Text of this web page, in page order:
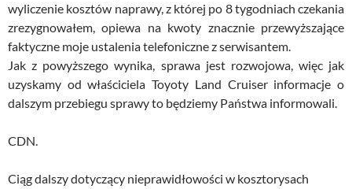
wyliczenie kosztów naprawy, z której po 8 tygodniach czekania
zrezygnowałem, opiewa na kwoty znacznie przewyższające
faktyczne moje ustalenia telefoniczne z serwisantem.
Jak z powyższego wynika, sprawa jest rozwojowa, więc jak
uzyskamy od właściciela Toyoty Land Cruiser informacje o
dalszym przebiegu sprawy to będziemy Państwa informowali.
CDN.
Ciąg dalszy dotyczący nieprawidłowości w kosztorysach